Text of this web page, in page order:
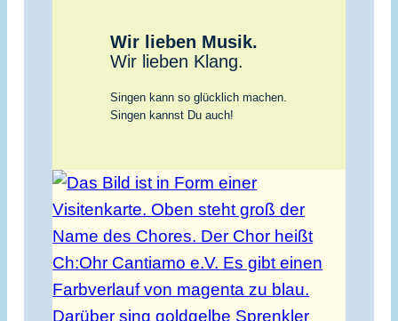
Wir lieben Musik.
Wir lieben Klang.
Singen kann so glücklich machen.
Singen kannst Du auch!